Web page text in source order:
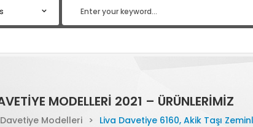
MODELLERI 2021 – ÜRÜNLERIMIZ
Modelleri > Liva Davetiye 6160, Akik Taşı